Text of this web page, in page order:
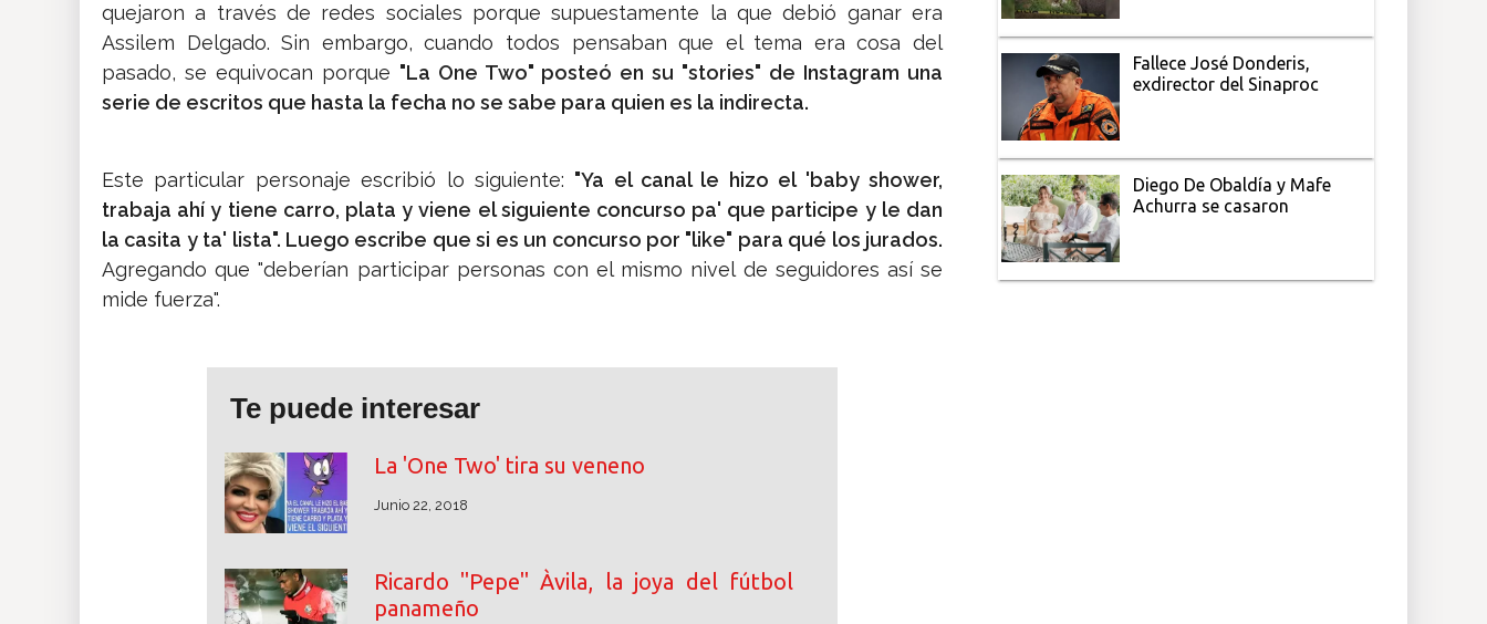
quejaron a través de redes sociales porque supuestamente la que debió ganar era
Assilem Delgado. Sin embargo, cuando todos pensaban que el tema era cosa del
pasado, se equivocan porque "La One Two" posteó en su "stories" de Instagram una
serie de escritos que hasta la fecha no se sabe para quien es la indirecta.
Este particular personaje escribió lo siguiente: "Ya el canal le hizo el 'baby shower,
trabaja ahí y tiene carro, plata y viene el siguiente concurso pa' que participe y le dan
la casita y ta' lista". Luego escribe que si es un concurso por "like" para qué los jurados.
Agregando que "deberían participar personas con el mismo nivel de seguidores así se
mide fuerza".
Te puede interesar
La 'One Two' tira su veneno
Junio 22, 2018
Ricardo "Pepe" Àvila, la joya del fútbol
panameño
Fallece José Donderis,
exdirector del Sinaproc
Diego De Obaldía y Mafe
Achurra se casaron